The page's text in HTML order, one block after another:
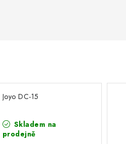
Joyo DC-15
Skladem na
prodejně